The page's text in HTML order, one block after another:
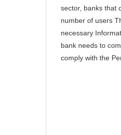
sector, banks that
number of users
necessary
bank needs to
comply with the